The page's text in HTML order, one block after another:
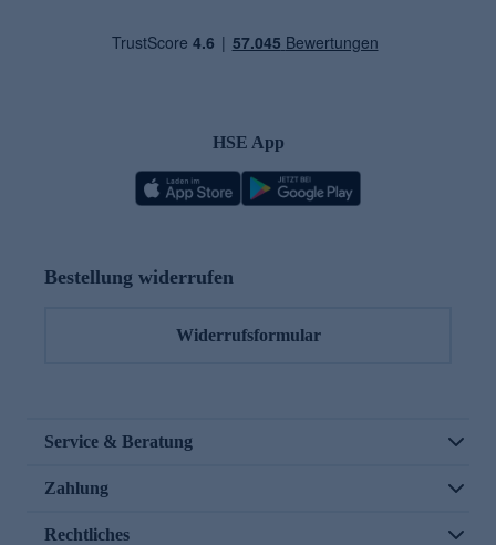
HSE App
Bestellung widerrufen
Widerrufsformular
Service & Beratung
Zahlung
Rechtliches